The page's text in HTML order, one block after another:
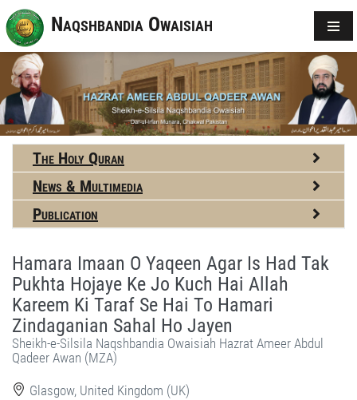
Naqshbandia Owaisiah
The Holy Quran
News & Multimedia
Publication
Hamara Imaan O Yaqeen Agar Is Had Tak
Pukhta Hojaye Ke Jo Kuch Hai Allah
Kareem Ki Taraf Se Hai To Hamari
Zindaganian Sahal Ho Jayen
Sheikh-e-Silsila Naqshbandia Owaisiah Hazrat Ameer Abdul
Qadeer Awan (MZA)
Glasgow, United Kingdom (UK)